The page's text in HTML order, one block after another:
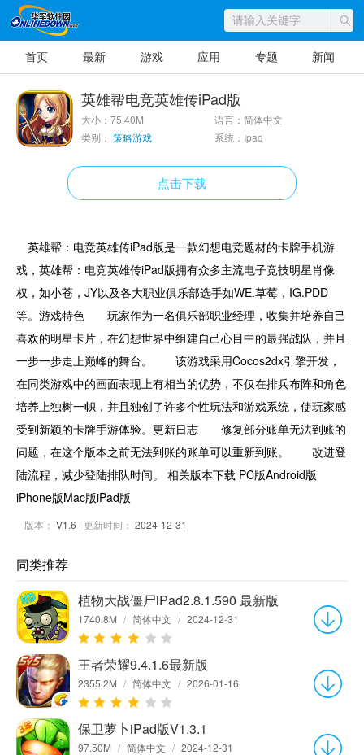
首页 最新 游戏 应用 专题 新闻
英雄帮电竞英雄传iPad版
大小：75.40M
语言：简体中文
类别： 策略游戏 系统：Ipad
点击下载
英雄帮：电竞英雄传iPad版是一款幻想电竞题材的卡牌手机游
戏，英雄帮：电竞英雄传iPad版拥有众多主流电子竞技明星肖像
权，如小苍，JY以及各大职业俱乐部选手如WE.草莓，IG.PDD
等。游戏特色 玩家作为一名俱乐部职业经理，收集并培养自己
喜欢的明星卡片，在幻想世界中组建自己心目中的最强战队，并且
一步一步走上巅峰的舞台。 该游戏采用Cocos2dx引擎开发，
在同类游戏中的画面表现上有相当的优势，不仅在排兵布阵和角色
培养上独树一帜，并且独创了许多个性玩法和游戏系统，使玩家感
受到新颖的卡牌手游体验。更新日志 修复部分账单无法到账的
问题，在这个版本之前无法到账的账单可以重新到账。 改进登
陆流程，减少登陆排队时间。 相关版本下载 PC版Android版
iPhone版Mac版iPad版
版本： V1.6 | 更新时间： 2024-12-31
同类推荐
植物大战僵尸iPad2.8.1.590 最新版
1740.8M / 简体中文 / 2024-12-31
王者荣耀9.4.1.6最新版
2355.2M / 简体中文 / 2026-01-16
保卫萝卜iPad版V1.3.1
97.50M / 简体中文 / 2024-12-31